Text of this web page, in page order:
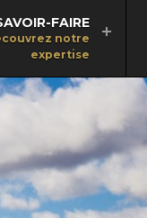
FAIRE
notre
expertise